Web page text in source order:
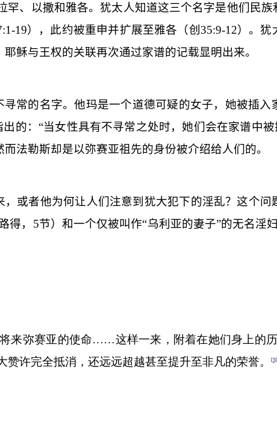
、以撒和雅各。犹太人知道这三个名字是他们民
19），此约被重申并扩展至雅各（创 35:9-12）。犹
耶稣与王权的关联再次通过家谱的记载显明出来。
常的名字。他玛是一个道德可疑的女子，她被插
出的：“当女性具有不寻常之处时，她们会在家谱中被
法勒斯却是以弥赛亚祖先的身份被介绍给人们的。
或者他为何让人们注意到犹大犯下的淫乱？这个
得， 5节）和一个仅被叫作“乌利亚的妻子”的无名淫
来弥赛亚的使命……这样一来，附着在她们身上的
赞许完全抵消，还远远超越甚至提升至非凡的荣誉。 [5]